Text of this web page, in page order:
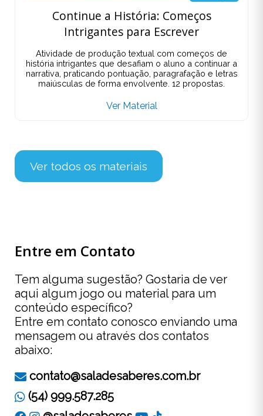
Continue a História: Começos
Intrigantes para Escrever
Atividade de produção textual com começos de
história intrigantes que desafiam o aluno a continuar a
narrativa, praticando pontuação, paragrafação e letras
maiúsculas de forma envolvente. 12 propostas.
Ver Material
Ver todos os materiais
Entre em Contato
Tem alguma sugestão? Gostaria de ver
aqui algum jogo ou material para um
conteúdo específico?
Entre em contato conosco enviando uma
mensagem ou através dos contatos
abaixo:
contato@saladesaberes.com.br
(54) 999.587.285